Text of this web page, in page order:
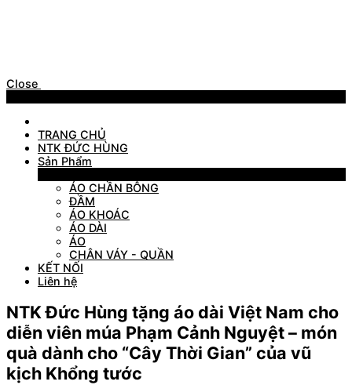
Close
TRANG CHỦ
NTK ĐỨC HÙNG
Sản Phẩm
ÁO CHẦN BÔNG
ĐẦM
ÁO KHOÁC
ÁO DÀI
ÁO
CHÂN VÁY - QUẦN
KẾT NỐI
Liên hệ
NTK Đức Hùng tặng áo dài Việt Nam cho
diễn viên múa Phạm Cảnh Nguyệt – món
quà dành cho “Cây Thời Gian” của vũ
kịch Khổng tước